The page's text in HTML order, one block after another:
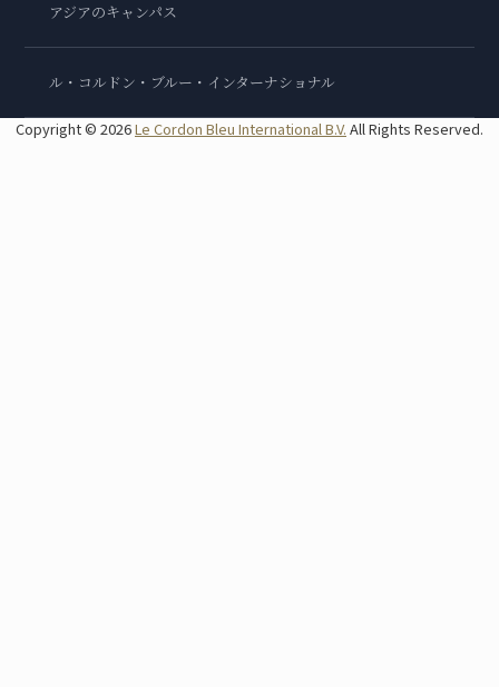
アジアのキャンパス
ル・コルドン・ブルー・インターナショナル
Copyright © 2026Le Cordon Bleu International B.V. All Rights Reserved.